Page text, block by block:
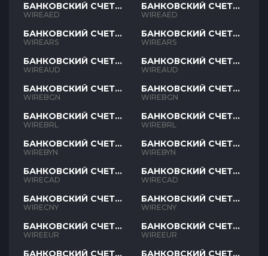
БАНКОВСКИЙ СЧЕТ
AED
WIREAED
БАНКОВСКИЙ СЧЕТ
ARS
WIREARS
БАНКОВСКИЙ СЧЕТ
AUD
WIREAUD
БАНКОВСКИЙ СЧЕТ
BGN
WIREBGN
БАНКОВСКИЙ СЧЕТ
BRL
WIREBRL
БАНКОВСКИЙ СЧЕТ
BYN
WIREBYN
БАНКОВСКИЙ СЧЕТ
CAD
WIRECAD
БАНКОВСКИЙ СЧЕТ
CNY
WIRECNY
БАНКОВСКИЙ СЧЕТ
EUR
WIREEUR
БАНКОВСКИЙ СЧЕТ
БАНКОВСКИЙ СЧЕТ
AED
WIREAED
БАНКОВСКИЙ СЧЕТ
ARS
WIREARS
БАНКОВСКИЙ СЧЕТ
AUD
WIREAUD
БАНКОВСКИЙ СЧЕТ
BGN
WIREBGN
БАНКОВСКИЙ СЧЕТ
BRL
WIREBRL
БАНКОВСКИЙ СЧЕТ
BYN
WIREBYN
БАНКОВСКИЙ СЧЕТ
CAD
WIRECAD
БАНКОВСКИЙ СЧЕТ
CNY
WIRECNY
БАНКОВСКИЙ СЧЕТ
EUR
WIREEUR
БАНКОВСКИЙ СЧЕТ